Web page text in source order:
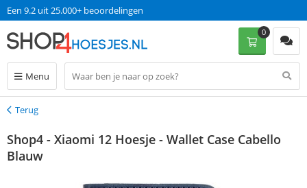
Een 9.2 uit 25.000+ beoordelingen
Menu
0
Terug
Terug
Shop4 - Xiaomi 12 Hoesje - Wallet Case Cabello
Blauw